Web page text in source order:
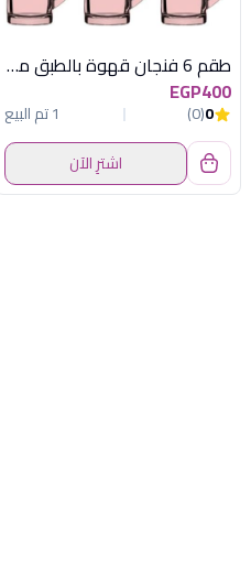
طقم 6 فنجان قهوة بالطبق ميلا بينك
EGP400
0
(0)
1 تم البيع
اشترِ الآن